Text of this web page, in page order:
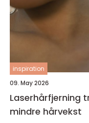
inspiration
09. May 2026
Laserhårfjerning trygg og effektiv vei til
mindre hårvekst